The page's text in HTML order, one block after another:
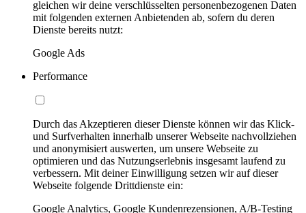
gleichen wir deine verschlüsselten personenbezogenen Daten
mit folgenden externen Anbietenden ab, sofern du deren
Dienste bereits nutzt:
Google Ads
Performance
Durch das Akzeptieren dieser Dienste können wir das Klick-
und Surfverhalten innerhalb unserer Webseite nachvollziehen
und anonymisiert auswerten, um unsere Webseite zu
optimieren und das Nutzungserlebnis insgesamt laufend zu
verbessern. Mit deiner Einwilligung setzen wir auf dieser
Webseite folgende Drittdienste ein:
Google Analytics, Google Kundenrezensionen, A/B-Testing